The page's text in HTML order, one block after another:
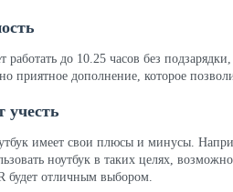
работать до 10.25 часов без
приятное дополнение, которое
учесть
имеет свои плюсы и минусы.
ноутбук в таких целях,
будет отличным выбором.